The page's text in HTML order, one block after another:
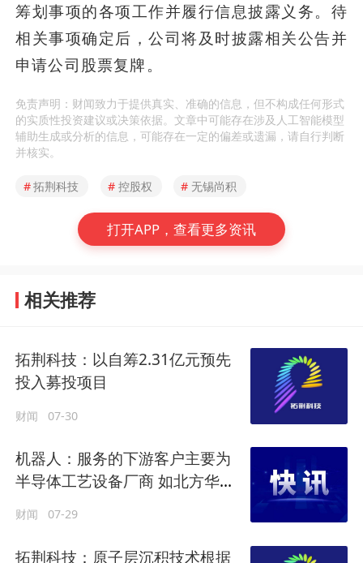
筹划事项的各项工作并履行信息披露义务。待
相关事项确定后，公司将及时披露相关公告并
申请公司股票复牌。
免责声明：财闻致力于提供真实、准确的信息，但不构成任何形式
的实质性投资建议或决策依据。文章中可能存在涉及人工智能模型
辅助生成或分析的信息，可能存在一定的偏差或遗漏，请自行判断
并核实。
#拓荆科技 # 控股权 # 无锡尚积
打开APP，查看更多资讯
相关推荐
拓荆科技：以自筹2.31亿元预先
投入募投项目
财闻 07-30
机器人：服务的下游客户主要为
半导体工艺设备厂商 如北方华
财闻 07-29
拓荆科技：原子层沉积技术根据